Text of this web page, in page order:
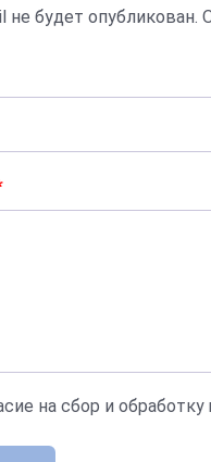
не будет опубликован.
на сбор и